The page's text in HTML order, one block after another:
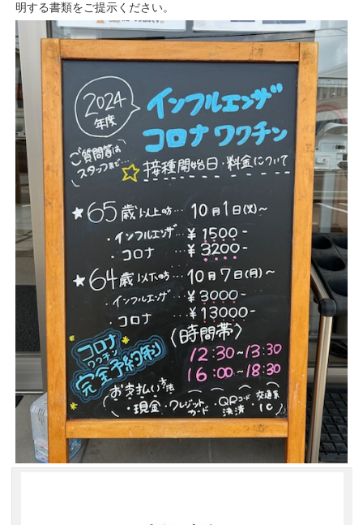
明する書類をご提示ください。